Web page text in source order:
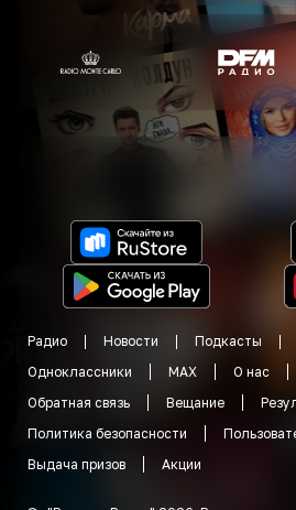
Радио Новости Подкасты
Одноклассники
MAX О нас
Обратная связь
Вещание
Политика безопасности
Выдача призов
Акции